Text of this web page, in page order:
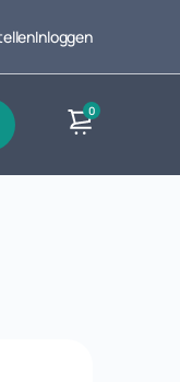
Inloggen
0